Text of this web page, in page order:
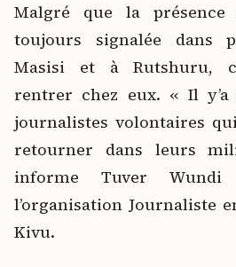
Malgré que la
toujours signalée dans
Masisi et à Rutshuru,
rentrer chez eux. « Il
journalistes volontaires
retourner dans leurs
informe Tuver
l’organisation Journaliste
Kivu.